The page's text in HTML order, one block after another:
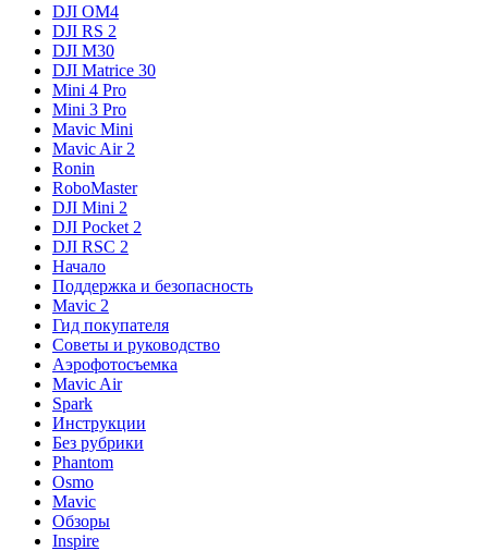
DJI OM4
DJI RS 2
DJI M30
DJI Matrice 30
Mini 4 Pro
Mini 3 Pro
Mavic Mini
Mavic Air 2
Ronin
RoboMaster
DJI Mini 2
DJI Pocket 2
DJI RSC 2
Начало
Поддержка и безопасность
Mavic 2
Гид покупателя
Советы и руководство
Аэрофотосъемка
Mavic Air
Spark
Инструкции
Без рубрики
Phantom
Osmo
Mavic
Обзоры
Inspire